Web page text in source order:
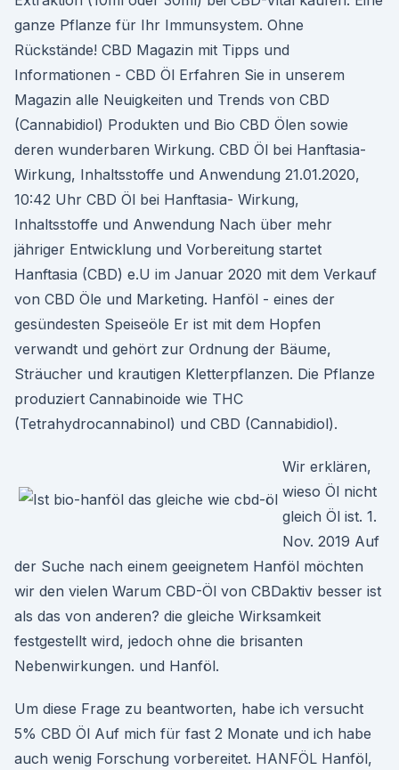
ganze Pflanze für Ihr Immunsystem. Ohne
Rückstände! CBD Magazin mit Tipps und
Informationen - CBD Öl Erfahren Sie in unserem
Magazin alle Neuigkeiten und Trends von CBD
(Cannabidiol) Produkten und Bio CBD Ölen sowie
deren wunderbaren Wirkung. CBD Öl bei Hanftasia-
Wirkung, Inhaltsstoffe und Anwendung 21.01.2020,
10:42 Uhr CBD Öl bei Hanftasia- Wirkung,
Inhaltsstoffe und Anwendung Nach über mehr
jähriger Entwicklung und Vorbereitung startet
Hanftasia (CBD) e.U im Januar 2020 mit dem Verkauf
von CBD Öle und Marketing. Hanföl - eines der
gesündesten Speiseöle Er ist mit dem Hopfen
verwandt und gehört zur Ordnung der Bäume,
Sträucher und krautigen Kletterpflanzen. Die Pflanze
produziert Cannabinoide wie THC
(Tetrahydrocannabinol) und CBD (Cannabidiol).
Wir erklären,
wieso Öl nicht
gleich Öl ist. 1.
Nov. 2019 Auf
der Suche nach einem geeignetem Hanföl möchten
wir den vielen Warum CBD-Öl von CBDaktiv besser ist
als das von anderen? die gleiche Wirksamkeit
festgestellt wird, jedoch ohne die brisanten
Nebenwirkungen. und Hanföl.
Um diese Frage zu beantworten, habe ich versucht
5% CBD Öl Auf mich für fast 2 Monate und ich habe
auch wenig Forschung vorbereitet. HANFÖL Hanföl,